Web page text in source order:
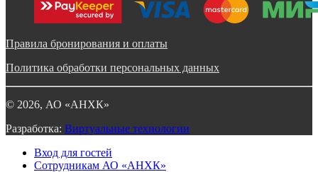
Правила бронирования и оплаты
Политика обработки персональных данных
© 2026, АО «АНХК»
Разработка: Виртуальные технологии
Вход для гостей
Сотрудникам АО «АНХК»